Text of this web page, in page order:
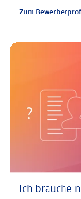
Zum
Ich brauche